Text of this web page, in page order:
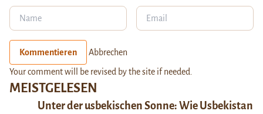
MEISTGELESEN
Unter der usbekischen Sonne: Wie Usbekistan
Kommentieren Abbrechen
Your comment will be revised by the site if needed.